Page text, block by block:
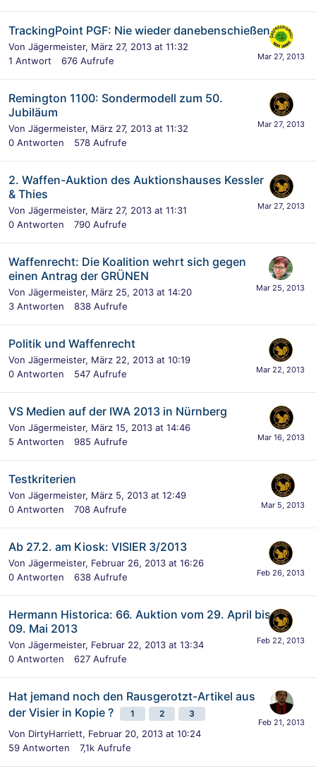
TrackingPoint PGF: Nie wieder danebenschießen
Von Jägermeister, März 27, 2013 at 11:32
1 Antwort 676 Aufrufe
Remington 1100: Sondermodell zum 50.
Jubiläum
Von Jägermeister, März 27, 2013 at 11:32
0 Antworten 578 Aufrufe
2. Waffen-Auktion des Auktionshauses Kessler
& Thies
Von Jägermeister, März 27, 2013 at 11:31
0 Antworten 790 Aufrufe
Waffenrecht: Die Koalition wehrt sich gegen
einen Antrag der GRÜNEN
Von Jägermeister, März 25, 2013 at 14:20
3 Antworten 838 Aufrufe
Politik und Waffenrecht
Von Jägermeister, März 22, 2013 at 10:19
0 Antworten 547 Aufrufe
VS Medien auf der IWA 2013 in Nürnberg
Von Jägermeister, März 15, 2013 at 14:46
5 Antworten 985 Aufrufe
Testkriterien
Von Jägermeister, März 5, 2013 at 12:49
0 Antworten 708 Aufrufe
Ab 27.2. am Kiosk: VISIER 3/2013
Von Jägermeister, Februar 26, 2013 at 16:26
0 Antworten 638 Aufrufe
Hermann Historica: 66. Auktion vom 29. April bis
09. Mai 2013
Von Jägermeister, Februar 22, 2013 at 13:34
0 Antworten 627 Aufrufe
Hat jemand noch den Rausgerotzt-Artikel aus
der Visier in Kopie ?
1 2 3
Von DirtyHarriett, Februar 20, 2013 at 10:24
59 Antworten 7,1k Aufrufe